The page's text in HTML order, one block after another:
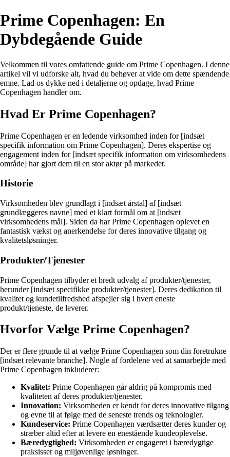
Prime Copenhagen: En
Dybdegående Guide
Velkommen til vores omfattende guide om Prime Copenhagen. I denne
artikel vil vi udforske alt, hvad du behøver at vide om dette spændende
emne. Lad os dykke ned i detaljerne og opdage, hvad Prime
Copenhagen handler om.
Hvad Er Prime Copenhagen?
Prime Copenhagen er en ledende virksomhed inden for [indsæt
specifik information om Prime Copenhagen]. Deres ekspertise og
engagement inden for [indsæt specifik information om virksomhedens
område] har gjort dem til en stor aktør på markedet.
Historie
Virksomheden blev grundlagt i [indsæt årstal] af [indsæt
grundlæggeres navne] med et klart formål om at [indsæt
virksomhedens mål]. Siden da har Prime Copenhagen oplevet en
fantastisk vækst og anerkendelse for deres innovative tilgang og
kvalitetsløsninger.
Produkter/Tjenester
Prime Copenhagen tilbyder et bredt udvalg af produkter/tjenester,
herunder [indsæt specifikke produkter/tjenester]. Deres dedikation til
kvalitet og kundetilfredshed afspejler sig i hvert eneste
produkt/tjeneste, de leverer.
Hvorfor Vælge Prime Copenhagen?
Der er flere grunde til at vælge Prime Copenhagen som din foretrukne
[indsæt relevante branche]. Nogle af fordelene ved at samarbejde med
Prime Copenhagen inkluderer:
Kvalitet: Prime Copenhagen går aldrig på kompromis med
kvaliteten af deres produkter/tjenester.
Innovation: Virksomheden er kendt for deres innovative tilgang
og evne til at følge med de seneste trends og teknologier.
Kundeservice: Prime Copenhagen værdsætter deres kunder og
stræber altid efter at levere en enestående kundeoplevelse.
Bæredygtighed: Virksomheden er engageret i bæredygtige
praksisser og miljøvenlige løsninger.